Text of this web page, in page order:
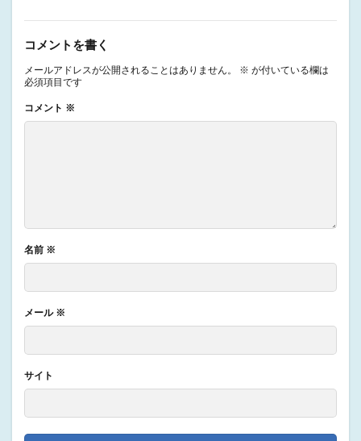
コメントを書く
メールアドレスが公開されることはありません。 ※ が付いている欄は
必須項目です
コメント ※
名前 ※
メール ※
サイト